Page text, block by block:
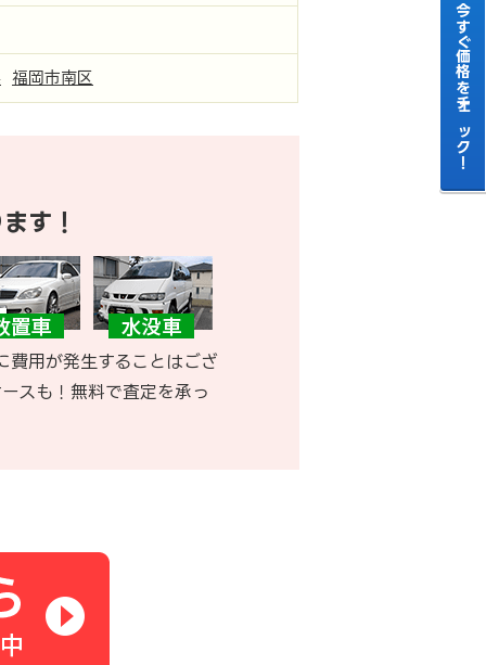
福岡市南区
す！
費用が発生することはござ
スも！無料で査定を承っ
今すぐ価格をチェック！